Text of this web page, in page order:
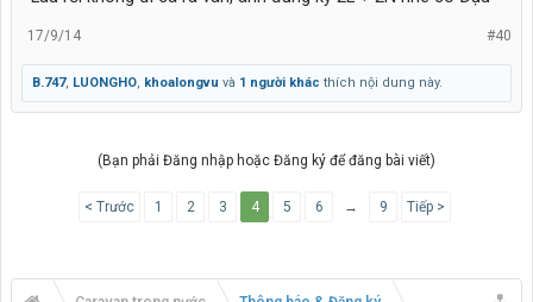
#40
17/9/14
B.747, LUONGHO, khoalongvu và 1 người khác thích nội dung này.
(Bạn phải Đăng nhập hoặc Đăng ký để đăng bài viết)
< Trước 1 2 3 4 5 6 → 9 Tiếp >